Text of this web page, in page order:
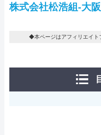
株式会社松浩組-大
◆本ページはアフィリエイト